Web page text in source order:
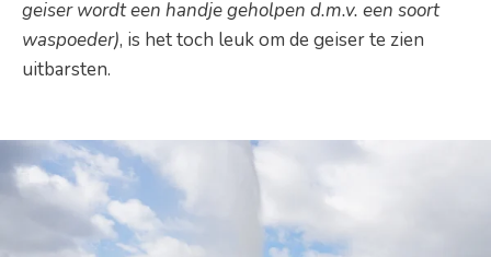
geiser wordt een handje geholpen d.m.v. een soort
waspoeder), is het toch leuk om de geiser te zien
uitbarsten.